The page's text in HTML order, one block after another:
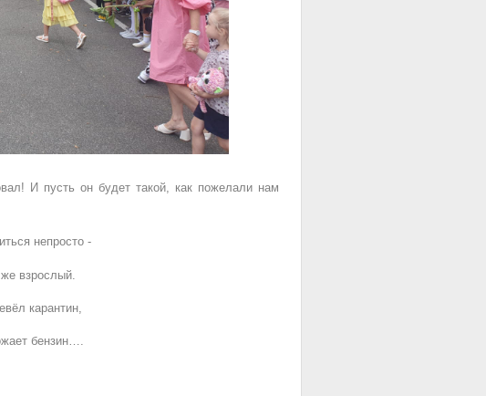
И пусть он будет такой, как пожелали нам
непросто -
взрослый.
карантин,
бензин….